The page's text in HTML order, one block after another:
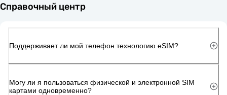
Справочный центр
Поддерживает ли мой телефон технологию eSIM?
Могу ли я пользоваться физической и электронной SIM
картами одновременно?